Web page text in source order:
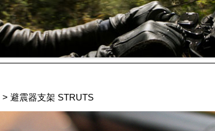
> 避震器支架 STRUTS